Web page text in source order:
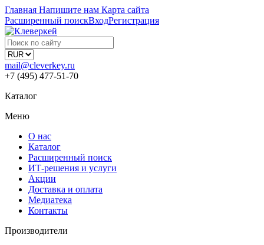
Главная Напишите нам Карта сайта
Расширенный поискВходРегистрация
mail@cleverkey.ru
+7 (495) 477-51-70
Каталог
Меню
О нас
Каталог
Расширенный поиск
ИТ-решения и услуги
Акции
Доставка и оплата
Медиатека
Контакты
Производители